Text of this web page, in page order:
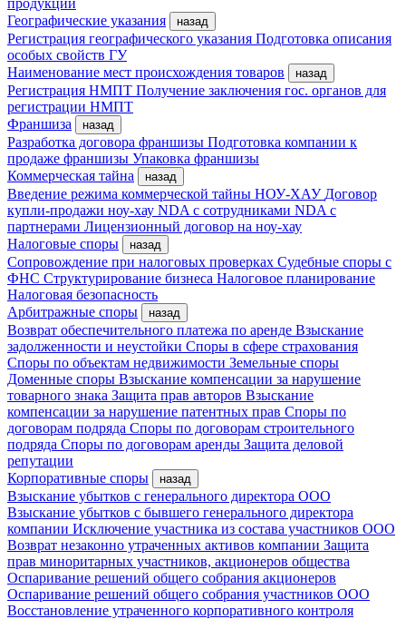
продукции
Географические указания
назад
Регистрация географического указания Подготовка описания
особых свойств ГУ
Наименование мест происхождения товаров
назад
Регистрация НМПТ Получение заключения гос. органов для
регистрации НМПТ
Франшиза
назад
Разработка договора франшизы Подготовка компании к
продаже франшизы Упаковка франшизы
Коммерческая тайна
назад
Введение режима коммерческой тайны НОУ-ХАУ Договор
купли-продажи ноу-хау NDA с сотрудниками NDA с
партнерами Лицензионный договор на ноу-хау
Налоговые споры
назад
Сопровождение при налоговых проверках Судебные споры с
ФНС Структурирование бизнеса Налоговое планирование
Налоговая безопасность
Арбитражные споры
назад
Возврат обеспечительного платежа по аренде Взыскание
задолженности и неустойки Споры в сфере страхования
Споры по объектам недвижимости Земельные споры
Доменные споры Взыскание компенсации за нарушение
товарного знака Защита прав авторов Взыскание
компенсации за нарушение патентных прав Споры по
договорам подряда Споры по договорам строительного
подряда Споры по договорам аренды Защита деловой
репутации
Корпоративные споры
назад
Взыскание убытков с генерального директора ООО
Взыскание убытков с бывшего генерального директора
компании Исключение участника из состава участников ООО
Возврат незаконно утраченных активов компании Защита
прав миноритарных участников, акционеров общества
Оспаривание решений общего собрания акционеров
Оспаривание решений общего собрания участников ООО
Восстановление утраченного корпоративного контроля